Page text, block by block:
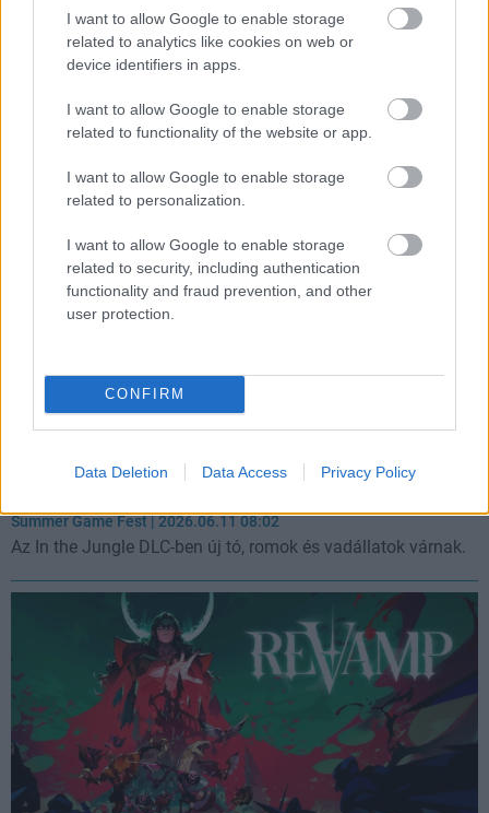
I want to allow Google to enable storage
related to analytics like cookies on web or
device identifiers in apps.
I want to allow Google to enable storage
related to functionality of the website or app.
I want to allow Google to enable storage
related to personalization.
I want to allow Google to enable storage
related to security, including authentication
functionality and fraud prevention, and other
user protection.
CONFIRM
Data Deletion Data Access Privacy Policy
Kannibál vidámparkot építhetünk a My Cannibal
Summer Game Fest| 2026.06.11 11:35
A morbid szimulátorban a vendégek jelentik a vacsorát.
A Dave the Diver élőszereplős előzetessel megy
Summer Game Fest| 2026.06.11 08:02
Az In the Jungle DLC-ben új tó, romok és vadállatok várnak.